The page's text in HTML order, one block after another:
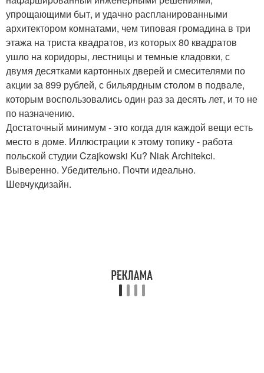
упрощающими быт, и удачно распланированными
архитектором комнатами, чем типовая громадина в три
этажа на триста квадратов, из которых 80 квадратов
ушло на коридоры, лестницы и темные кладовки, с
двумя десятками картонных дверей и смесителями по
акции за 899 рублей, с бильярдным столом в подвале,
которым воспользовались один раз за десять лет, и то не
по назначению.
Достаточный минимум - это когда для каждой вещи есть
место в доме. Иллюстрации к этому топику - работа
польской студии Czajkowski Ku? Niak Architekci.
Выверенно. Убедительно. Почти идеально.
Шевчукдизайн.